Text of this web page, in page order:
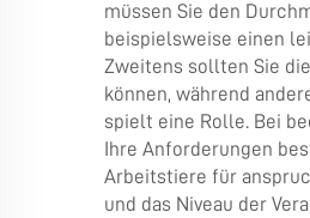
müssen Sie den
beispielsweise einen
Zweitens sollten Sie
können, während
spielt eine Rolle. Bei
Ihre Anforderungen
Arbeitstiere für
und das Niveau der